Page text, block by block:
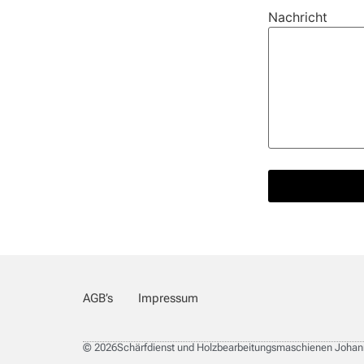
Nachricht
AGB’s Impressum
© 2026Schärfdienst und Holzbearbeitungsmaschienen